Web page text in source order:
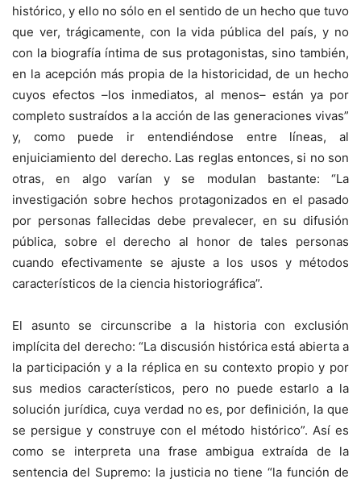
histórico, y ello no sólo en el sentido de un hecho que tuvo
que ver, trágicamente, con la vida pública del país, y no
con la biografía íntima de sus protagonistas, sino también,
en la acepción más propia de la historicidad, de un hecho
cuyos efectos –los inmediatos, al menos– están ya por
completo sustraídos a la acción de las generaciones vivas”
y, como puede ir entendiéndose entre líneas, al
enjuiciamiento del derecho. Las reglas entonces, si no son
otras, en algo varían y se modulan bastante: “La
investigación sobre hechos protagonizados en el pasado
por personas fallecidas debe prevalecer, en su difusión
pública, sobre el derecho al honor de tales personas
cuando efectivamente se ajuste a los usos y métodos
característicos de la ciencia historiográfica”.
El asunto se circunscribe a la historia con exclusión
implícita del derecho: “La discusión histórica está abierta a
la participación y a la réplica en su contexto propio y por
sus medios característicos, pero no puede estarlo a la
solución jurídica, cuya verdad no es, por definición, la que
se persigue y construye con el método histórico”. Así es
como se interpreta una frase ambigua extraída de la
sentencia del Supremo: la justicia no tiene “la función de